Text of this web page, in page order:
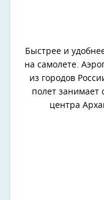
Быстрее и
на самолете.
из городов
полет занимает
центра